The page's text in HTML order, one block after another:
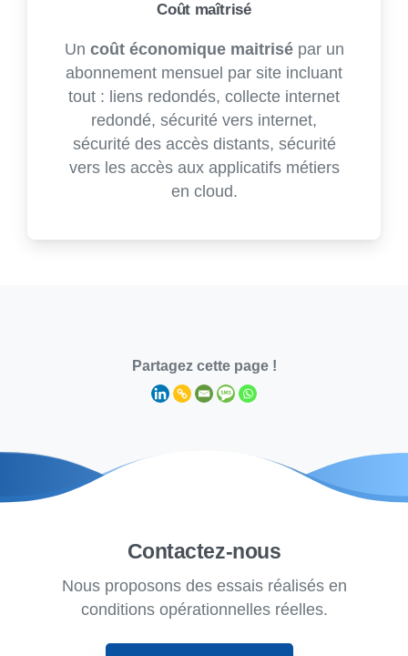
Coût maîtrisé
Un coût économique maitrisépar un
abonnement mensuel par site incluant
tout : liens redondés, collecte internet
redondé, sécurité vers internet,
sécurité des accès distants, sécurité
vers les accès aux applicatifs métiers
en cloud.
Partagez cette page !
Contactez-nous
Nous proposons des essais réalisés en
conditions opérationnelles réelles.